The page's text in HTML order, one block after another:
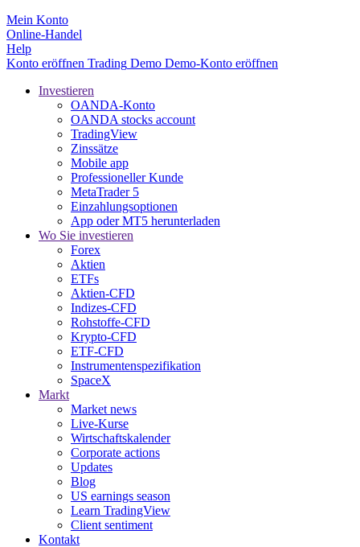
Mein Konto
Online-Handel
Help
Konto eröffnen Trading Demo Demo-Konto eröffnen
Investieren
OANDA-Konto
OANDA stocks account
TradingView
Zinssätze
Mobile app
Professioneller Kunde
MetaTrader 5
Einzahlungsoptionen
App oder MT5 herunterladen
Wo Sie investieren
Forex
Aktien
ETFs
Aktien-CFD
Indizes-CFD
Rohstoffe-CFD
Krypto-CFD
ETF-CFD
Instrumentenspezifikation
SpaceX
Markt
Market news
Live-Kurse
Wirtschaftskalender
Corporate actions
Updates
Blog
US earnings season
Learn TradingView
Client sentiment
Kontakt